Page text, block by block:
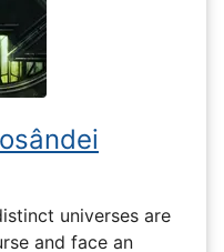
universes are
and face an